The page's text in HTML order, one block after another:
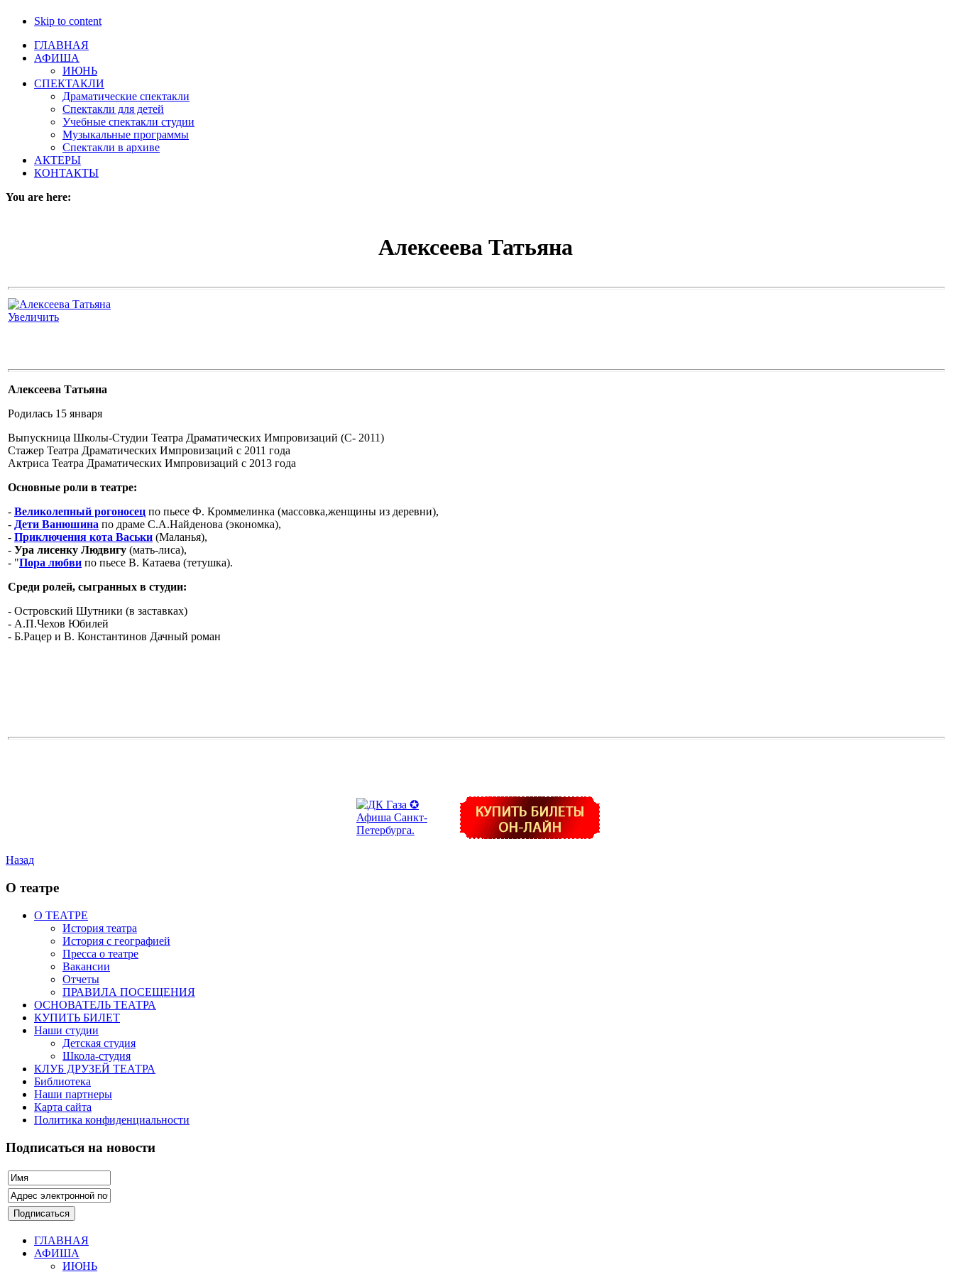
Skip to content
ГЛАВНАЯ
АФИША
ИЮНЬ
СПЕКТАКЛИ
Драматические спектакли
Спектакли для детей
Учебные спектакли студии
Музыкальные программы
Спектакли в архиве
АКТЕРЫ
КОНТАКТЫ
You are here:
Алексеева Татьяна
Увеличить
Алексеева Татьяна
Родилась 15 января
Выпускница Школы-Студии Театра Драматических Импровизаций (С- 2011)
Стажер Театра Драматических Импровизаций с 2011 года
Актриса Театра Драматических Импровизаций с 2013 года
Основные роли в театре:
- Великолепный рогоносец по пьесе Ф. Кроммелинка (массовка,женщины из деревни),
- Дети Ванюшина по драме С.А.Найденова (экономка),
- Приключения кота Васьки (Маланья),
- Ура лисенку Людвигу (мать-лиса),
- "Пора любви по пьесе В. Катаева (тетушка).
Среди ролей, сыгранных в студии:
- Островский Шутники (в заставках)
- А.П.Чехов Юбилей
- Б.Рацер и В. Константинов Дачный роман
Назад
О театре
О ТЕАТРЕ
История театра
История с географией
Пресса о театре
Вакансии
Отчеты
ПРАВИЛА ПОСЕЩЕНИЯ
ОСНОВАТЕЛЬ ТЕАТРА
КУПИТЬ БИЛЕТ
Наши студии
Детская студия
Школа-студия
КЛУБ ДРУЗЕЙ ТЕАТРА
Библиотека
Наши партнеры
Карта сайта
Политика конфиденциальности
Подписаться на новости
ГЛАВНАЯ
АФИША
ИЮНЬ